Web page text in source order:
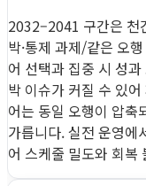
2032–2041 구간은 천
박·통제 과제/같은 오
어 선택과 집중 시 성
박 이슈가 커질 수 있
어는 동일 오행이 압축
가릅니다. 실전 운영에
어 스케줄 밀도와 회복